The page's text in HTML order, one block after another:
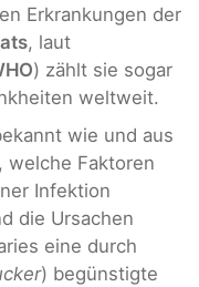
Erkrankungen der
, laut
) zählt sie sogar
weltweit.
wie und aus
welche Faktoren
Infektion
die Ursachen
eine durch
) begünstigte